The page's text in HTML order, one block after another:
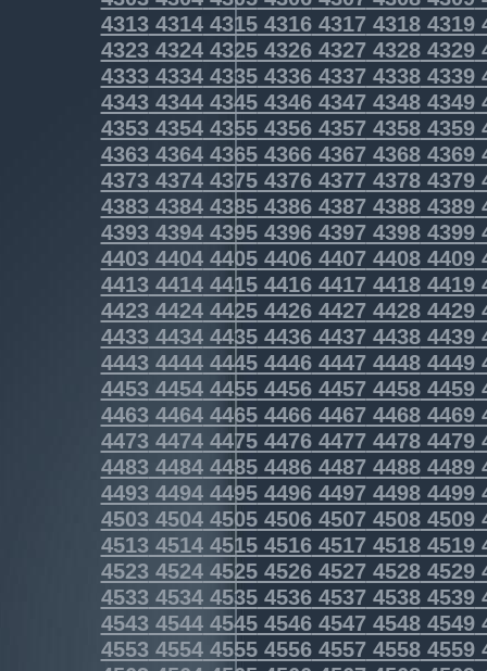
4313431443154316431743184319
4323432443254326432743284329
4333433443354336433743384339
4343434443454346434743484349
4353435443554356435743584359
4363436443654366436743684369
4373437443754376437743784379
4383438443854386438743884389
4393439443954396439743984399
4403440444054406440744084409
4413441444154416441744184419
4423442444254426442744284429
4433443444354436443744384439
4443444444454446444744484449
4453445444554456445744584459
4463446444654466446744684469
4473447444754476447744784479
4483448444854486448744884489
4493449444954496449744984499
4503450445054506450745084509
4513451445154516451745184519
4523452445254526452745284529
4533453445354536453745384539
4543454445454546454745484549
4553455445554556455745584559